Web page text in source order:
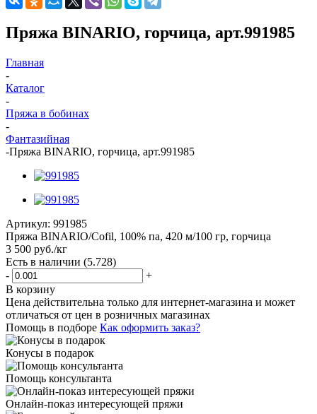
Пряжа BINARIO, горчица, арт.991985
Главная
-
Каталог
-
Пряжа в бобинах
-
Фантазийная
-Пряжа BINARIO, горчица, арт.991985
Артикул: 991985
Пряжа BINARIO/Cofil, 100% па, 420 м/100 гр, горчица
3 500 руб./кг
Есть в наличии (5.728)
-
+
В корзину
Цена действительна только для интернет-магазина и может
отличаться от цен в розничных магазинах
Помощь в подборе Как оформить заказ?
Конусы в подарок
Помощь консультанта
Онлайн-показ интересующей пряжи